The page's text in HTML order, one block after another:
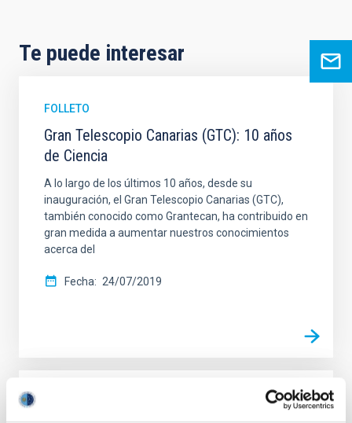
Te puede interesar
FOLLETO
Gran Telescopio Canarias (GTC): 10 años
de Ciencia
A lo largo de los últimos 10 años, desde su
inauguración, el Gran Telescopio Canarias (GTC),
también conocido como Grantecan, ha contribuido en
gran medida a aumentar nuestros conocimientos
acerca del
Fecha 24/07/2019